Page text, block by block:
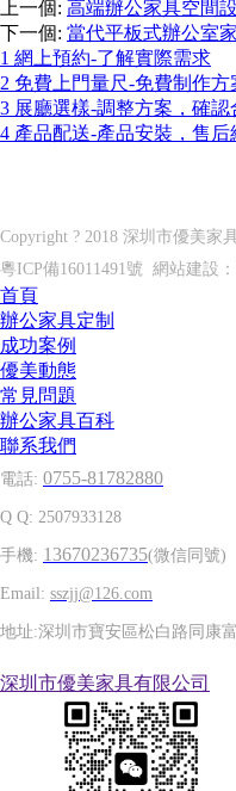
上一個: 高端辦公家具空間
下一個: 當代平板式辦公室
1 網上預約-了解實際需求
2 免費上門量尺-免費制作方
3 展廳選樣-調整方案，確認
4 產品配送-產品安裝，售后
Copyright ? 2018 深圳市優美家
粵ICP備16011491號 網站建設：
首頁
辦公家具定制
成功案例
優美動態
常見問題
辦公家具百科
聯系我們
電話: 0755-81782880
Q Q: 2507933128
手機: 13670236735(微信同號)
Email: sszjj@126.com
地址:深圳市寶安區松白路同康
深圳市優美家具有限公司